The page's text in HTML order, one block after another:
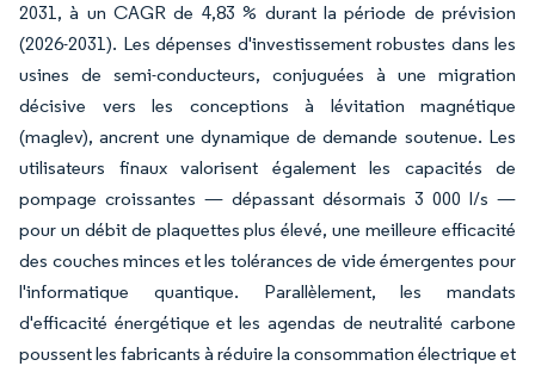
2031, à un CAGR de 4,83 % durant la période de prévision
(2026-2031). Les dépenses d'investissement robustes dans les
usines de semi-conducteurs, conjuguées à une migration
décisive vers les conceptions à lévitation magnétique
(maglev), ancrent une dynamique de demande soutenue. Les
utilisateurs finaux valorisent également les capacités de
pompage croissantes — dépassant désormais 3 000 l/s —
pour un débit de plaquettes plus élevé, une meilleure efficacité
des couches minces et les tolérances de vide émergentes pour
l'informatique quantique. Parallèlement, les mandats
d'efficacité énergétique et les agendas de neutralité carbone
poussent les fabricants à réduire la consommation électrique et